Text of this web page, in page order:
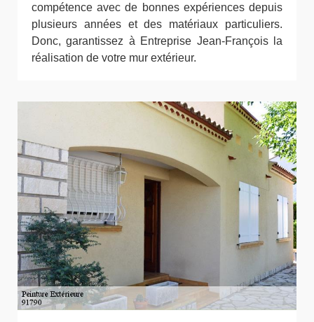
compétence avec de bonnes expériences depuis
plusieurs années et des matériaux particuliers.
Donc, garantissez à Entreprise Jean-François la
réalisation de votre mur extérieur.